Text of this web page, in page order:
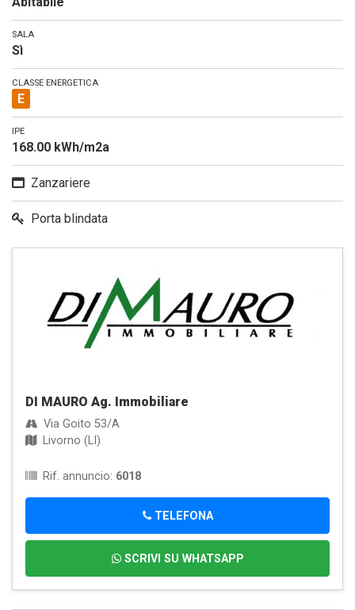
SALA
Sì
CLASSE ENERGETICA
E
IPE
168.00 kWh/m2a
Zanzariere
Porta blindata
DI MAURO Ag. Immobiliare
Via Goito 53/A
Livorno (LI)
Rif. annuncio: 6018
TELEFONA
SCRIVI SU WHATSAPP